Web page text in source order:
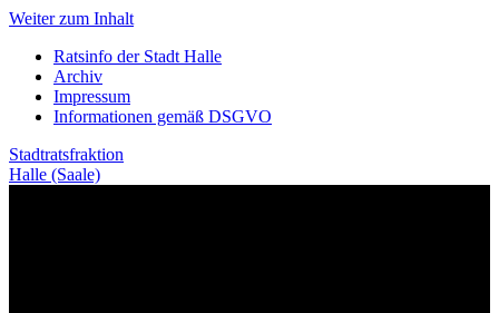
Weiter zum Inhalt
Ratsinfo der Stadt Halle
Archiv
Impressum
Informationen gemäß DSGVO
Stadtratsfraktion
Halle (Saale)